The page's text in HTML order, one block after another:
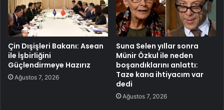
Çin Dışişleri Bakanı: Asean
ile İşbirliğini
Güçlendirmeye Hazırız
Ağustos 7, 2026
Suna Selen yıllar sonra
Münir Özkul ile neden
boşandıklarını anlattı:
Taze kana ihtiyacım var
dedi
Ağustos 7, 2026